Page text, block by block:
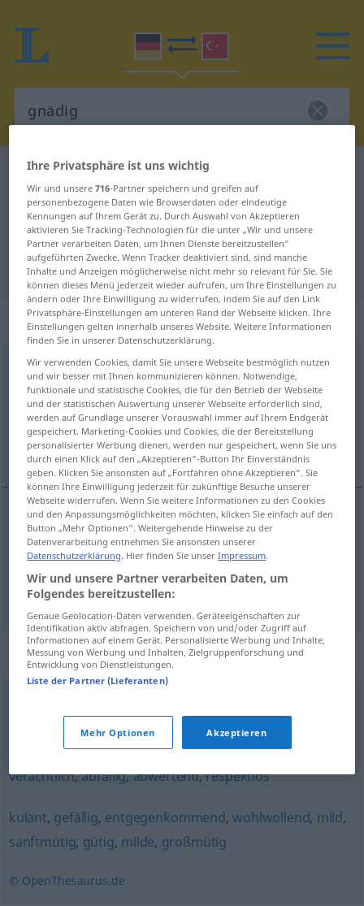
Deutsch-Türkisch Wörterbuch
Deutsch-Türkisch Übersetzung für
"gnädig"
"gnädig" Türkisch Übersetzung
„gnädig“: Adjektiv, adjektivisch
gnädigadj
Übersicht aller Übersetzungen
(Für mehr Details die Übersetzung anklicken/antippen)
lütufkâr, merhametli
lütufkâr gnädig
merhametli gnädig
Synonyme für "gnädig"
herablassend,abschätzig,gönnerhaft,geringschätzig
verächtlich,abfällig,abwertend,respektlos
kulant, gefällig, entgegenkommend,wohlwollend, mild,
sanftmütig, gütig, milde, großmütig
© OpenThesaurus.de
Ihre Privatsphäre ist uns wichtig
Wir und unsere716-Partner speichern und greifen auf
personenbezogene Daten wie Browserdaten oder eindeutige
Kennungen auf Ihrem Gerät zu. Durch Auswahl von Akzeptieren
aktivieren Sie Tracking-Technologien für die unter „Wir und unsere
Partner verarbeiten Daten, um Ihnen Dienste bereitzustellen“
aufgeführten Zwecke. Wenn Tracker deaktiviert sind, sind manche
Inhalte und Anzeigen möglicherweise nicht mehr so relevant für Sie. Sie
können dieses Menü jederzeit wieder aufrufen, um Ihre Einstellungen zu
ändern oder Ihre Einwilligung zu widerrufen, indem Sie auf den Link
Privatsphäre-Einstellungen am unteren Rand der Webseite klicken. Ihre
Einstellungen gelten innerhalb unseres Website. Weitere Informationen
finden Sie in unserer Datenschutzerklärung.
Wir verwenden Cookies, damit Sie unsere Webseite bestmöglich nutzen
und wir besser mit Ihnen kommunizieren können. Notwendige,
funktionale und statistische Cookies, die für den Betrieb der Webseite
und der statistischen Auswertung unserer Webseite erforderlich sind,
werden auf Grundlage unserer Vorauswahl immer auf Ihrem Endgerät
gespeichert. Marketing-Cookies und Cookies, die der Bereitstellung
personalisierter Werbung dienen, werden nur gespeichert, wenn Sie uns
durch einen Klick auf den „Akzeptieren“-Button Ihr Einverständnis
geben. Klicken Sie ansonsten auf „Fortfahren ohne Akzeptieren“. Sie
können Ihre Einwilligung jederzeit für zukünftige Besuche unserer
Webseite widerrufen. Wenn Sie weitere Informationen zu den Cookies
und den Anpassungsmöglichkeiten möchten, klicken Sie einfach auf den
Button „Mehr Optionen“. Weitergehende Hinweise zu der
Datenverarbeitung entnehmen Sie ansonsten unserer
Datenschutzerklärung. Hier finden Sie unserImpressum.
Wir und unsere Partner verarbeiten Daten, um
Folgendes bereitzustellen:
Genaue Geolocation-Daten verwenden. Geräteeigenschaften zur
Identifikation aktiv abfragen. Speichern von und/oder Zugriff auf
Informationen auf einem Gerät. Personalisierte Werbung und Inhalte,
Messung von Werbung und Inhalten, Zielgruppenforschung und
Entwicklung von Dienstleistungen.
Liste der Partner (Lieferanten)
Mehr Optionen Akzeptieren